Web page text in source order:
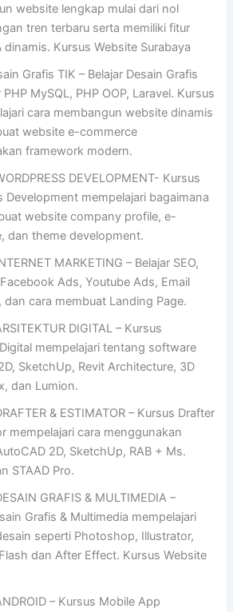
website lengkap mulai dari nol
tren terbaru serta memiliki fitur
dinamis. Kursus Website Surabaya
Grafis TIK – Belajar Desain Grafis
PHP MySQL, PHP OOP, Laravel. Kursus
cara membangun website dinamis
website e-commerce
framework modern.
DEVELOPMENT- Kursus
Development mempelajari bagaimana
website company profile, e-
dan theme development.
MARKETING – Belajar SEO,
Ads, Youtube Ads, Email
dan cara membuat Landing Page.
DIGITAL – Kursus
mempelajari tentang software
SketchUp, Revit Architecture, 3D
dan Lumion.
& ESTIMATOR – Kursus Drafter
mempelajari cara menggunakan
2D, SketchUp, RAB + Ms.
STAAD Pro.
GRAFIS & MULTIMEDIA –
Grafis & Multimedia mempelajari
seperti Photoshop, Illustrator,
dan After Effect. Kursus Website
– Kursus Mobile App